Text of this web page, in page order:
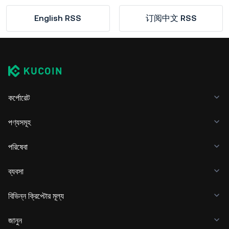
English RSS 订阅中文 RSS
কর্পোরেট
পণ্যসমূহ
পরিষেবা
ব্যবসা
বিভিন্ন ক্রিপ্টোর মূল্য
জানুন